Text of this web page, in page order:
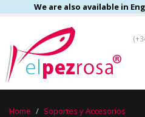
We are also available in
Home Soportes y Accesorios